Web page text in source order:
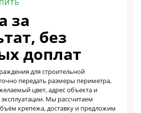
за
без
доплат
для строительной
передать размеры периметра,
цвет, адрес объекта и
Мы рассчитаем
крепежа, доставку и предложим